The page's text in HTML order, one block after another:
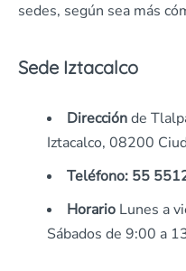
sedes, según sea más
Sede Iztacalco
Direcciónde
Iztacalco, 08200
Teléfono: 55
Horario Lunes a
Sábados de 9:00 a